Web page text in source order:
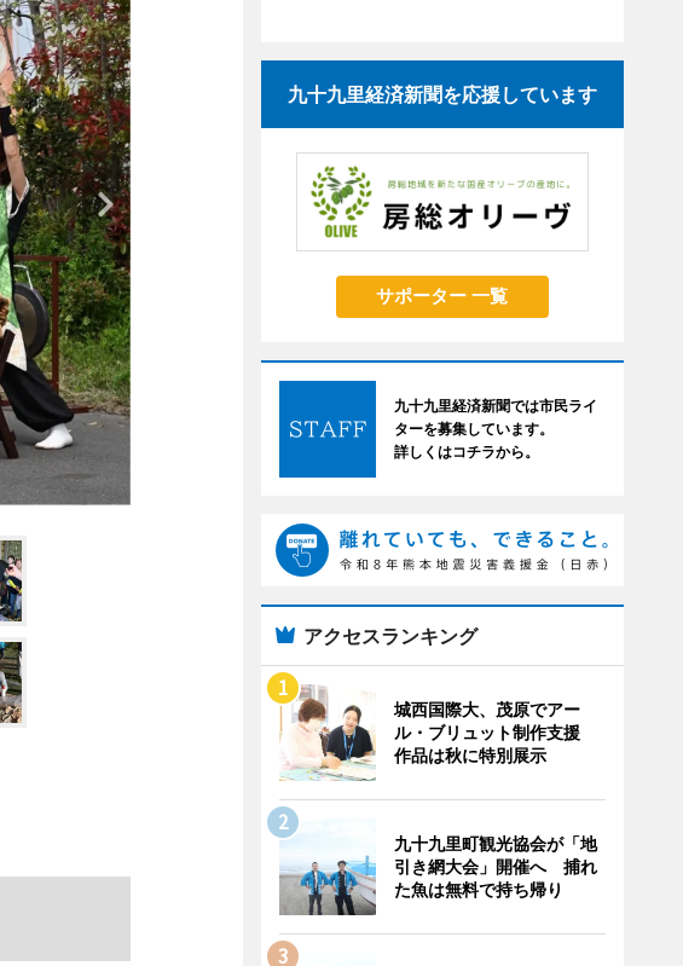
九十九里経済新聞を応援しています
サポーター 一覧
九十九里経済新聞では市民ライ
ターを募集しています。
詳しくはコチラから。
アクセスランキング
城西国際大、茂原でアー
ル・ブリュット制作支援
作品は秋に特別展示
九十九里町観光協会が「地
引き網大会」開催へ 捕れ
た魚は無料で持ち帰り